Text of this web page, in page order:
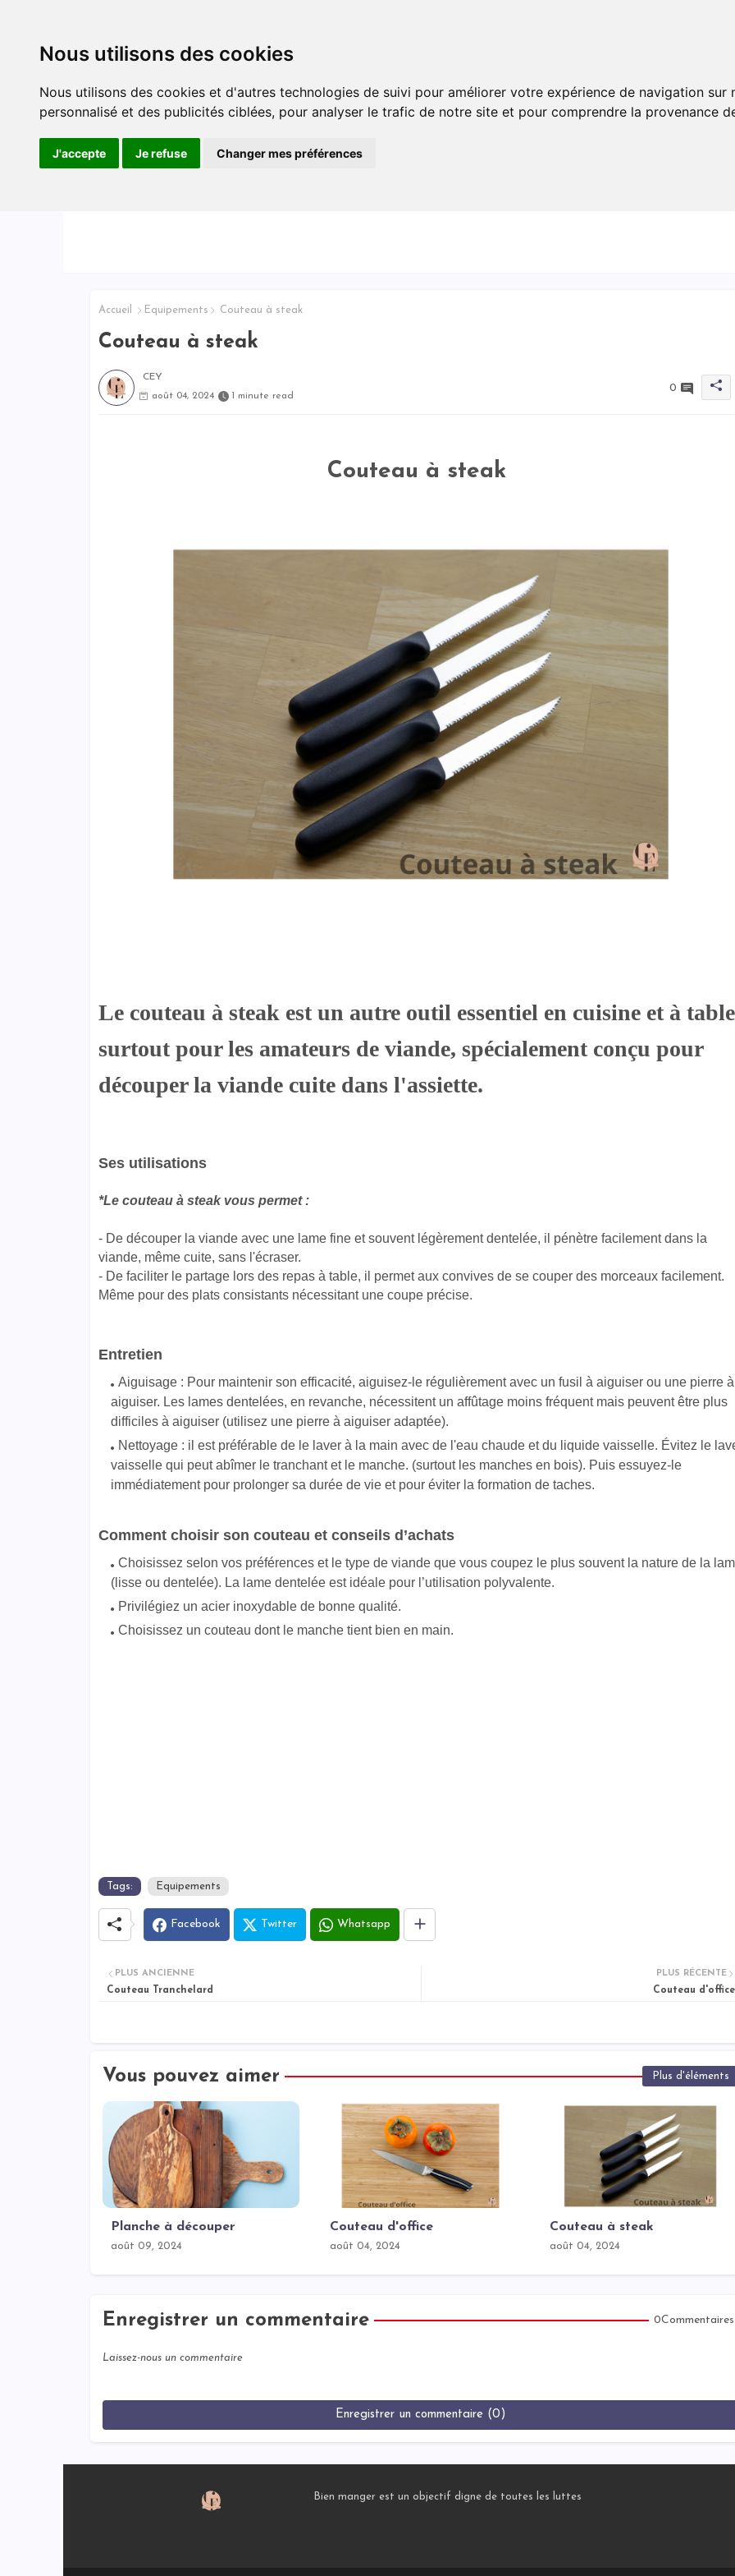
Nous utilisons des cookies
Nous utilisons des cookies et d'autres technologies de suivi pour améliorer votre expérience de navigation
personnalisé et des publicités ciblées, pour analyser le trafic de notre site et pour comprendre la provenance
J'accepte Je refuse Changer mes préférences
Accueil Equipements Couteau à steak
Couteau à steak
CEY
août 04, 2024
1 minute read
0
Couteau à steak
Le couteau à steak est un autre outil essentiel en cuisine et à table
surtout pour les amateurs de viande, spécialement conçu pour
découper la viande cuite dans l'assiette.
Ses utilisations
*Le couteau à steak vous permet :
- De découper la viande avec une lame fine et souvent légèrement dentelée, il pénètre facilement dans la
viande, même cuite, sans l'écraser.
- De faciliter le partage lors des repas à table, il permetaux convives de se couper des morceaux facilement.
Même pour des plats consistants nécessitant une coupe précise.
Entretien
Aiguisage : Pour maintenir son efficacité, aiguisez-le régulièrement avec un fusil à aiguiser ou une pierre à
aiguiser. Les lames dentelées, en revanche, nécessitent un affûtage moins fréquent mais peuvent être plus
difficiles à aiguiser (utilisez une pierre à aiguiser adaptée).
Nettoyage : il est préférable de le laver à la main avec de l'eau chaude et du liquide vaisselle. Évitez le
vaisselle qui peut abîmer le tranchant et le manche. (surtout les manches en bois). Puis essuyez-le
immédiatement pour prolonger sa durée de vie et pour éviter la formation de taches.
Comment choisir son couteau et conseils d’achats
Choisissez selon vos préférences et le type de viande que vous coupez le plus souvent la nature de la
(lisse ou dentelée). La lame dentelée est idéale pour l’utilisation polyvalente.
Privilégiez un acier inoxydable de bonne qualité.
Choisissez un couteau dont le manche tient bien en main.
Tags: Equipements
Facebook Twitter Whatsapp
PLUS RÉCENTE
Couteau d'office
PLUS ANCIENNE
Couteau Tranchelard
Vous pouvez aimer Plus d'éléments
Planche à découper
août 09, 2024
Couteau d'office
août 04, 2024
Couteau à steak
août 04, 2024
Enregistrer un commentaire 0Commentaires
Laissez-nous un commentaire
Enregistrer un commentaire (0)
Bien manger est un objectif digne de toutes les luttes